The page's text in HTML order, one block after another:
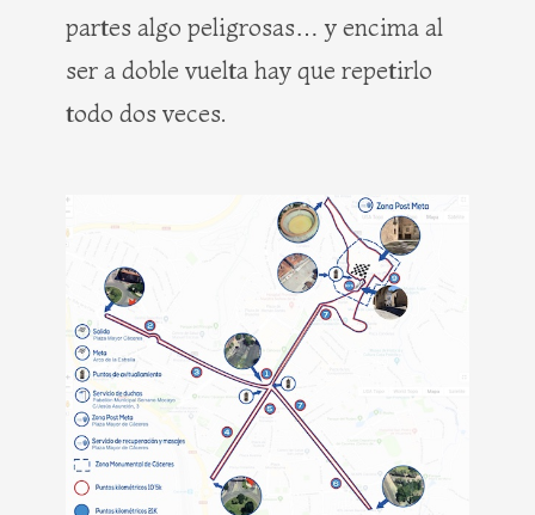
partes algo peligrosas… y encima al
ser a doble vuelta hay que repetirlo
todo dos veces.